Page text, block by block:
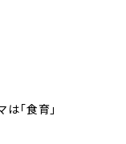
「食育」